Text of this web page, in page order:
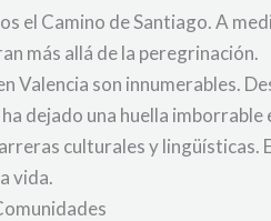
el Camino de Santiago. A
más allá de la peregrinación.
Valencia son innumerables.
dejado una huella imborrable
culturales y
vida.